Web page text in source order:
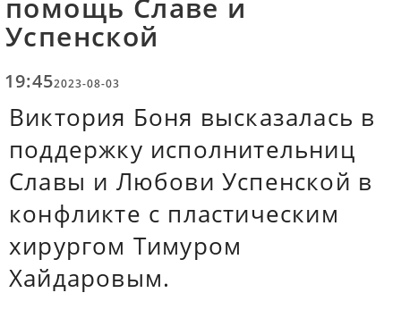
помощь Славе и
Успенской
19:452023-08-03
Виктория Боня высказалась в
поддержку исполнительниц
Славы и Любови Успенской в
конфликте с пластическим
хирургом Тимуром
Хайдаровым.